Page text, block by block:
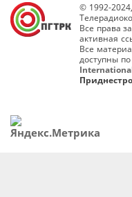
© 1992-
Все права
активная
Все
доступны